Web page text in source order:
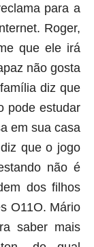
para a
Roger,
que ele irá
não gosta
diz que
pode estudar
em sua casa
que o jogo
não é
dos filhos
O11O. Mário
saber mais